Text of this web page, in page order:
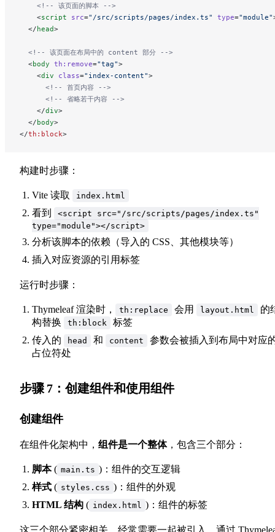
    <!-- 该页面的脚本 -->
    <
script src="/src/scripts/pages/index.ts" type="module"
  </
head>
  <!-- 该页面在布局中的 content 部分 -->
  <
body th:remove="tag">
    <
div class="index-content">
      <!-- 首页内容 -->
      <!-- 省略若干内容 -->
    </
div>
  </
body>
</th:block>
构建时步骤：
Vite 读取 index.html
看到
<script src="/src/scripts/pages/index.ts"
type="module"></script>
分析该脚本的依赖（导入的 CSS、其他模块等）
插入对应资源的引用标签
运行时步骤：
Thymeleaf 渲染时， th:replace 会用 layout.html
的
构替换
th:block
标签
传入的
head 和 content
参数会被插入到布局中对应
占位符处
步骤 7：创建组件和使用组件
创建组件
在组件化架构中， 组件是一个整体，包含三个部分：
脚本( main.ts )：组件的交互逻辑
样式 ( styles.css )：组件的外观
HTML 结构 ( index.html )：组件的标签
这三个部分紧密相关，经常需要一起被引入。通过